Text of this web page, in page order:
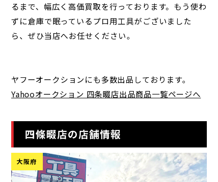
るまで、幅広く高価買取を行っております。もう使わ
ずに倉庫で眠っているプロ用工具がございました
ら、ぜひ当店へお任せください。
ヤフーオークションにも多数出品しております。
Yahooオークション 四条畷店出品商品一覧ページへ
四條畷店の店舗情報
大阪府